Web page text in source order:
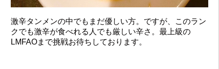
激辛タンメンの中でもまだ優しい方。ですが、このラン
クでも激辛が食べれる人でも厳しい辛さ。最上級の
LMFAOまで挑戦お待ちしております。